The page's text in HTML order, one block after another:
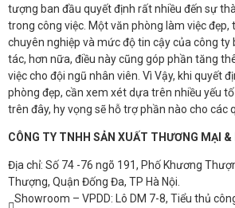
tượng ban đầu quyết định rất nhiều đến sự
trong công việc. Một văn phòng làm việc đẹp,
chuyên nghiệp và mức độ tin cậy của công
tác, hơn nữa, điều này cũng góp phần tăng
việc cho đội ngũ nhân viên. Vì Vậy, khi quyết
phòng đẹp, cần xem xét dựa trên nhiều yếu
trên đây, hy vọng sẽ hỗ trợ phần nào cho các
CÔNG TY TNHH SẢN XUẤT THƯƠNG MẠI &
Địa chỉ: Số 74 -76 ngõ 191, Phố Khương
Thượng, Quận Đống Đa, TP Hà Nội.
Showroom – VPDD: Lô DM 7-8, Tiểu thủ